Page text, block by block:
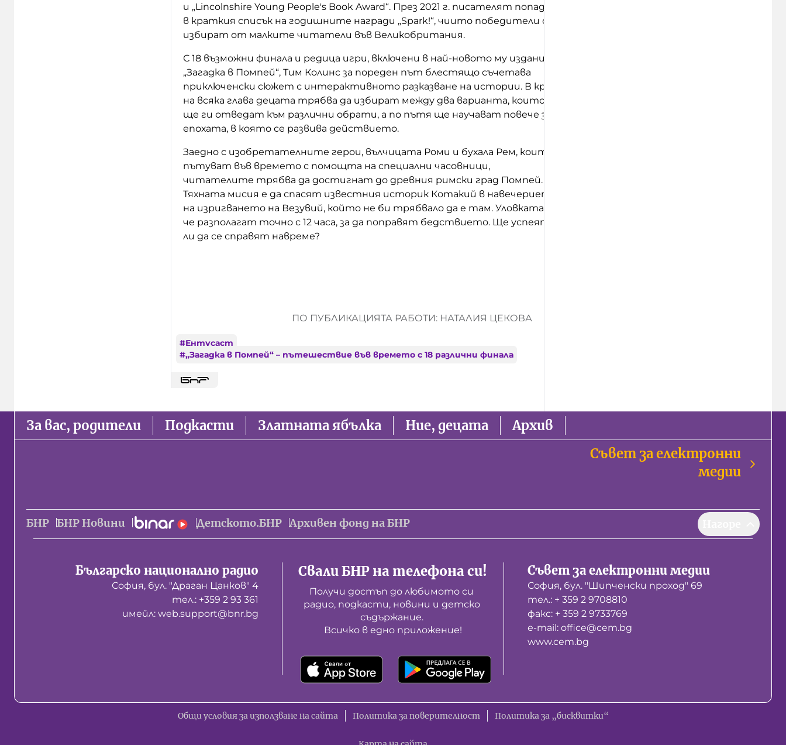
и „Lincolnshire Young People's Book Award“. През 2021 г. писателят попада
в краткия списък на годишните награди „Spark!“, чиито победители се
избират от малките читатели във Великобритания.
С 18 възможни финала и редица игри, включени в най-новото му издание
„Загадка в Помпей“, Тим Колинс за пореден път блестящо съчетава
приключенски сюжет с интерактивното разказване на истории. В края
на всяка глава децата трябва да избират между два варианта, които
ще ги отведат към различни обрати, а по пътя ще научават повече за
епохата, в която се развива действието.
Заедно с изобретателните герои, вълчицата Роми и бухала Рем, които
пътуват във времето с помощта на специални часовници,
читателите трябва да достигнат до древния римски град Помпей.
Тяхната мисия е да спасят известния историк Котакий в навечерието
на изригването на Везувий, който не би трябвало да е там. Уловката е,
че разполагат точно с 12 часа, за да поправят бедствието. Ще успеят
ли да се справят навреме?
ПО ПУБЛИКАЦИЯТА РАБОТИ: НАТАЛИЯ ЦЕКОВА
#Ентусаст
#„Загадка в Помпей“ – пътешествие във времето с 18 различни финала
За вас, родители Подкасти Златната ябълка Ние, децата
Архив
Съвет за електронни
медии
БНР БНР Новини Детското.БНР Архивен фонд на БНР
Българско национално радио
София, бул. "Драган Цанков" 4
тел.: +359 2 93 361
имейл: web.support@bnr.bg
Свали БНР на телефона си!
Получи достъп до любимото си
радио, подкасти, новини и детско
съдържание.
Всичко в едно приложение!
Съвет за електронни медии
София, бул. "Шипченски проход" 69
тел.: + 359 2 9708810
факс: + 359 2 9733769
е-mail: office@cem.bg
www.cem.bg
Общи условия за използване на сайта Политика за поверителност Политика за „бисквитки“